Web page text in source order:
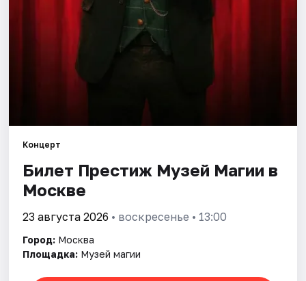
Концерт
Билет Престиж Музей Магии в
Москве
23 августа 2026 • воскресенье • 13:00
Город: Москва
Площадка: Музей магии